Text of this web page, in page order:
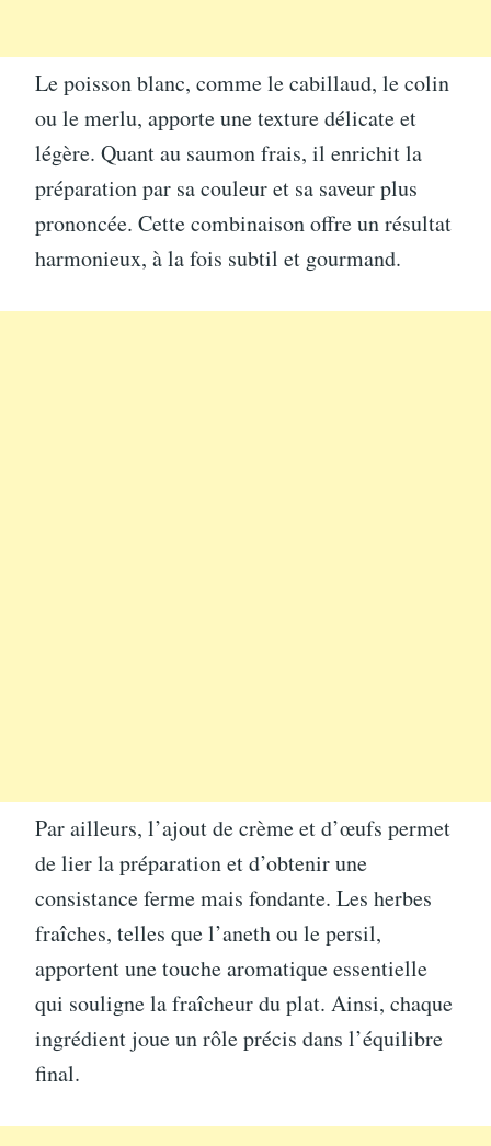
Le poisson blanc, comme le cabillaud, le colin
ou le merlu, apporte une texture délicate et
légère. Quant au saumon frais, il enrichit la
préparation par sa couleur et sa saveur plus
prononcée. Cette combinaison offre un résultat
harmonieux, à la fois subtil et gourmand.
Par ailleurs, l’ajout de crème et d’œufs permet
de lier la préparation et d’obtenir une
consistance ferme mais fondante. Les herbes
fraîches, telles que l’aneth ou le persil,
apportent une touche aromatique essentielle
qui souligne la fraîcheur du plat. Ainsi, chaque
ingrédient joue un rôle précis dans l’équilibre
final.